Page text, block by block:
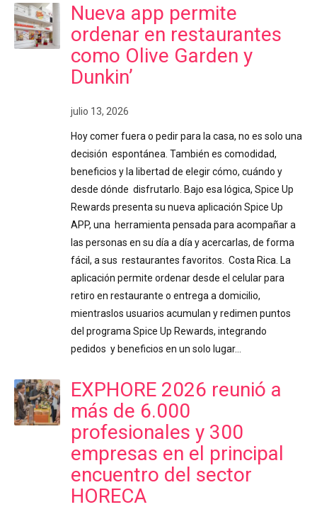
Nueva app permite
ordenar en restaurantes
como Olive Garden y
Dunkin’
julio 13, 2026
Hoy comer fuera o pedir para la casa, no es solo una
decisión espontánea. También es comodidad,
beneficios y la libertad de elegir cómo, cuándo y
desde dónde disfrutarlo. Bajo esa lógica, Spice Up
Rewards presenta su nueva aplicación Spice Up
APP, una herramienta pensada para acompañar a
las personas en su día a día y acercarlas, de forma
fácil, a sus restaurantes favoritos. Costa Rica. La
aplicación permite ordenar desde el celular para
retiro en restaurante o entrega a domicilio,
mientraslos usuarios acumulan y redimen puntos
del programa Spice Up Rewards, integrando
pedidos y beneficios en un solo lugar…
EXPHORE 2026 reunió a
más de 6.000
profesionales y 300
empresas en el principal
encuentro del sector
HORECA